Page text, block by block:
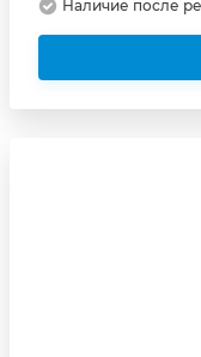
Наличие после